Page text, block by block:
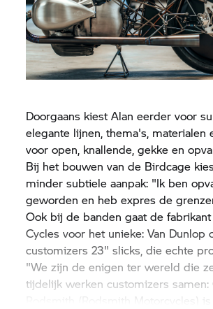
Doorgaans kiest Alan eerder voor
elegante lijnen, thema's, materialen
voor open, knallende, gekke en
Bij het bouwen van de Birdcage
minder subtiele aanpak: "Ik ben
geworden en heb expres de
Ook bij de banden gaat de fabrikant
Cycles voor het unieke: Van Dunlop
customizers 23" slicks, die echte
"We zijn de enigen ter wereld die
tijdelijk werken customizers samen:
Rodsmith (Rodsmith Motorcycles) is